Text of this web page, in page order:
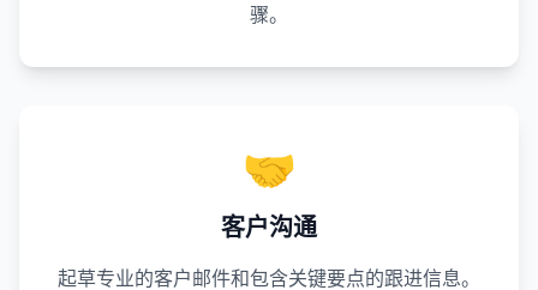
骤。
🤝
客户沟通
起草专业的客户邮件和包含关键要点的跟进信息。